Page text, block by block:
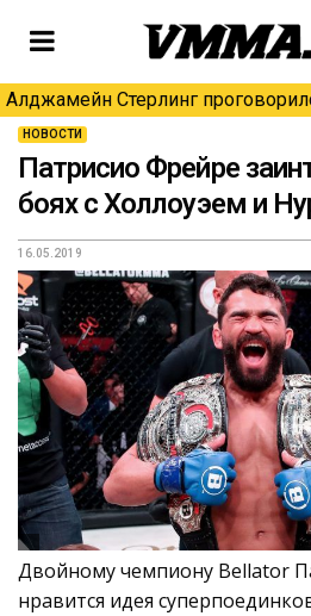
Алджамейн Стерлинг
НОВОСТИ
Патрисио Фрейре
боях с Холлоуэем и
16.05.2019
Двойному чемпиону Bellator
нравится идея